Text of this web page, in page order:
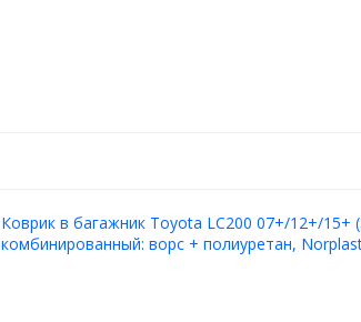
Коврик в багажник Toyota LC200 07+/12+/15+
комбинированный: ворс + полиуретан,